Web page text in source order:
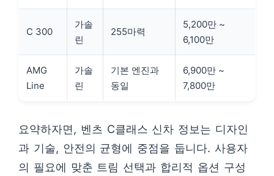
C 300
가솔
린
255마력
5,200만 ~
6,100만
AMG
Line
가솔
린
기본 엔진과
동일
6,900만 ~
7,800만
요약하자면, 벤츠 C클래스 신차 정보는 디자인
과 기술, 안전의 균형에 중점을 둡니다. 사용자
의 필요에 맞춘 트림 선택과 합리적 옵션 구성